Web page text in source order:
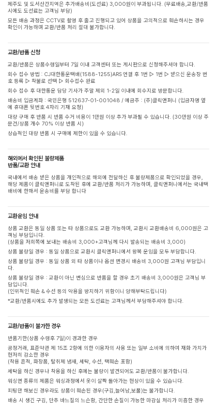
제주도 및 도서산간지역은 추가배송비(도선료) 3,000원이 부과됩니다. (무료배송,교환/반품
시에도 도선료는 고객님 부담)
모든 배송 과정은 CCTV로 촬영 후 출고 진행되고 있어 상품을 고의적으로 훼손하시는 경우
확인이 가능하며 교환/반품 처리 절대 불가합니다.
교환/반품 신청
교환/반품은 상품수령일부터 7일 이내 고객센터 또는 게시판으로 신청해주셔야 합니다.
회수 접수 방법 : CJ대한통운택배(1588-1255)ARS 연결 후 1번 ▷ 1번 ▷ 받으신 운송장 번
호 등록 ▷ 착불로 선택 ▷ 회수접수 완료
회수 접수 후 대한통운 담당 기사가 주말 제외 1-2일 이내에 회수지로 방문합니다.
배송비 입금계좌 : 국민은행 512637-01-001048 / 예금주 : (주)클릭앤퍼니 (입금자명 옆
에 휴대폰 뒷번호 4자리 기재 요청)
대량 구매 후 반품 시 반품 수거 비용이 1만원 이상 추가 부과될 수 있습니다. (30만원 이상 주
문건/상품 개수 70% 이상 반품 시)
상습적인 대량 반품 시 구매에 제한이 있을 수 있습니다.
해외에서 확인된 불량제품
반품/교환 안내
국내에서 배송 받은 상품을 개인적으로 해외에 전달하신 후 불량제품으로 확인되었을 경우,
해당 제품이 클릭앤퍼니로 도착된 후에 교환/반품 처리가 가능하며, 클릭앤퍼니에서는 국내택
배비에 한해서 운송비를 부담 합니다
교환운임 안내
상품 교환은 동일 상품 또는 타 상품으로도 교환 가능하며, 교환시 교환배송비 6,000원은 고
객님 부담입니다.
(상품을 저희쪽에 보내는 배송비 3,000+고객님께 다시 발송되는 배송비 3,000)
상품 불량일 경우 : 동일 상품으로 교환시 클릭앤퍼니에서 왕복 운임을 모두 부담합니다.
상품 불량일 경우 : 동일 상품 외 타 상품이나 옵션 변경시 배송비 3,000원 고객님 부담입니
다.
상품 불량일 경우 : 교환이 아닌 변심으로 반품을 할 경우 초기 배송비 3,000원은 고객님 부
담입니다.
(인위적인 훼손 & 수선 등의 악용을 방지하기 위함이니 양해부탁드립니다)
*교환/반품시에도 추가 발생되는 모든 도선료는 고객님께서 부담해주셔야 합니다.
교환/반품이 불가한 경우
반품기한(상품 수령후 7일)이 경과한 경우
공정거래, 표준약관 제 15조 2항에 의한 이용자의 사용 또는 일부 소비에 의하여 재화 가치가
현저히 감소한 경우
(착용 흔적, 화장품, 탈취제 냄새, 세탁, 수선, 택훼손 포함)
세탁을 하신 경우나 착용을 하신 후에는 불량이 발견되어도 교환/반품이 불가합니다.
워싱면 종류의 제품은 워싱과정에서 옷이 살짝 돌아가는 현상이 있을 수 있습니다.
피팅만 해보신 경우라도 상품이 훼손된 경우(구김,늘어남,보풀)는 불가합니다.
배송 시 생긴 구김, 단추 바느질의 느슨함, 간단한 손질이 가능한 마감실 처리가 미흡한 경우